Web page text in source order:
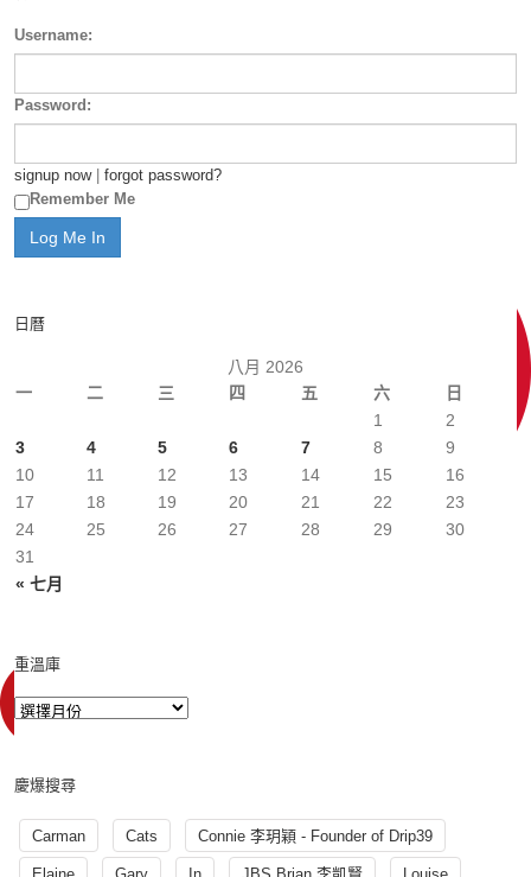
Username:
Password:
signup now| forgot password?
Remember Me
日曆
八月 2026
一
二 三 四 五 六 日
« 七月
1
2
3
4 5 6 7 8
9
10
11 12 13 14 15
16
17
18 19 20 21 22
23
24
25 26 27 28 29
30
31
重溫庫
慶爆搜尋
Carman Cats Connie 李玥穎 - Founder of Drip39